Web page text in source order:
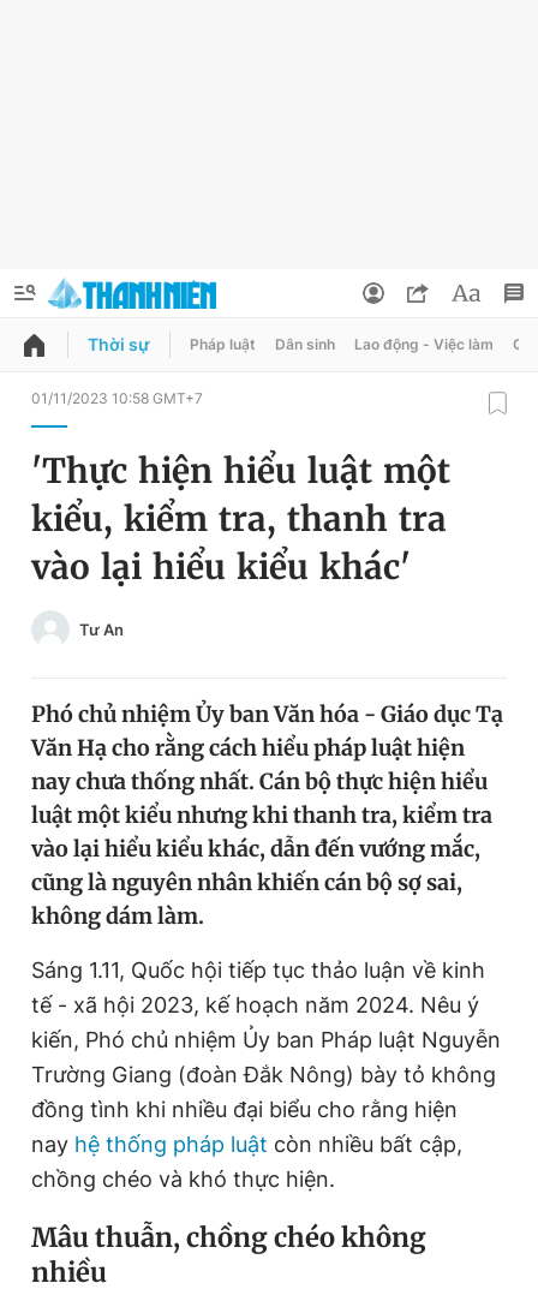
QUẢNG CÁO
Chuyên mục
Chuyên mục khác
Chào ngày mới
Magazine
Sản phẩm khác
Tiện ích
Thông tin tòa soạn Liên hệ quảng cáo
Đọc Thanh Niên trên điện thoại
Đổi mật khẩu
Tin đã lưu
Tin đã xem
Thời sự Pháp luật Dân sinh Lao động - Việc làm
01/11/2023 10:58 GMT+7
'Thực hiện hiểu luật một
kiểu, kiểm tra, thanh tra
vào lại hiểu kiểu khác'
Tư An
Phó chủ nhiệm Ủy ban Văn hóa - Giáo dục Tạ
Văn Hạ cho rằng cách hiểu pháp luật hiện
nay chưa thống nhất. Cán bộ thực hiện hiểu
luật một kiểu nhưng khi thanh tra, kiểm tra
vào lại hiểu kiểu khác, dẫn đến vướng mắc,
cũng là nguyên nhân khiến cán bộ sợ sai,
không dám làm.
Sáng 1.11, Quốc hội tiếp tục thảo luận về kinh
tế - xã hội 2023, kế hoạch năm 2024. Nêu ý
kiến, Phó chủ nhiệm Ủy ban Pháp luật Nguyễn
Trường Giang (đoàn Đắk Nông) bày tỏ không
đồng tình khi nhiều đại biểu cho rằng hiện
nay hệ thống pháp luật còn nhiều bất cập,
chồng chéo và khó thực hiện.
Mâu thuẫn, chồng chéo không
nhiều